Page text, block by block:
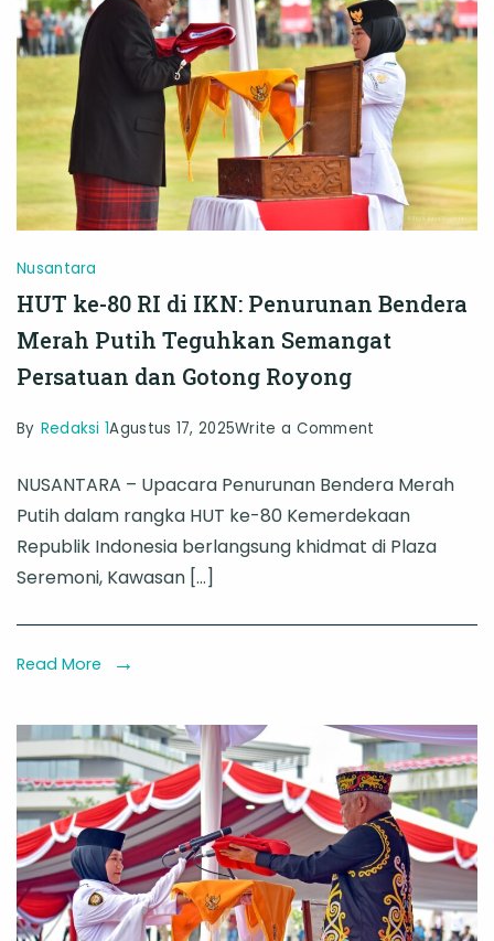
ke-
80
RI
dengan
Semangat
Persatuan
Nusantara
HUT ke-80 RI di IKN: Penurunan Bendera
Merah Putih Teguhkan Semangat
Persatuan dan Gotong Royong
By Redaksi 1Agustus 17, 2025Write a Comment
ke-
80
RI
IKN:
Merah
Putih
Teguhkan
Semangat
Persatuan
dan
Gotong
NUSANTARA – Upacara Penurunan Bendera Merah
Putih dalam rangka HUT ke-80 Kemerdekaan
Republik Indonesia berlangsung khidmat di Plaza
Seremoni, Kawasan […]
Read More